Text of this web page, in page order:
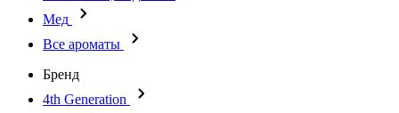
Мед
Все ароматы
Бренд
4th Generation